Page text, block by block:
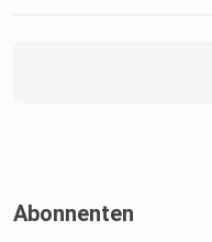
Abonnenten